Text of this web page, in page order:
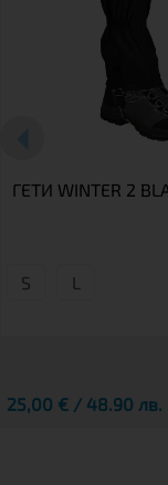
ГЕТИ WINTER 2
S L
25,00 € / 48.90 лв.